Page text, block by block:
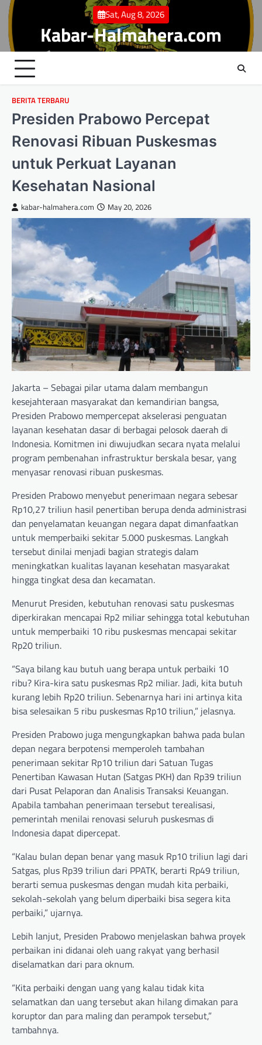
Skip
content
Sat, Aug 8, 2026
Kabar-Halmahera.com
BERITA TERBARU
Presiden Prabowo Percepat
Renovasi Ribuan Puskesmas
untuk Perkuat Layanan
Kesehatan Nasional
kabar-halmahera.com May 20, 2026
Jakarta – Sebagai pilar utama dalam membangun
kesejahteraan masyarakat dan kemandirian bangsa,
Presiden Prabowo mempercepat akselerasi penguatan
layanan kesehatan dasar di berbagai pelosok daerah di
Indonesia. Komitmen ini diwujudkan secara nyata melalui
program pembenahan infrastruktur berskala besar, yang
menyasar renovasi ribuan puskesmas.
Presiden Prabowo menyebut penerimaan negara sebesar
Rp10,27 triliun hasil penertiban berupa denda administrasi
dan penyelamatan keuangan negara dapat dimanfaatkan
untuk memperbaiki sekitar 5.000 puskesmas. Langkah
tersebut dinilai menjadi bagian strategis dalam
meningkatkan kualitas layanan kesehatan masyarakat
hingga tingkat desa dan kecamatan.
Menurut Presiden, kebutuhan renovasi satu puskesmas
diperkirakan mencapai Rp2 miliar sehingga total kebutuhan
untuk memperbaiki 10 ribu puskesmas mencapai sekitar
Rp20 triliun.
“Saya bilang kau butuh uang berapa untuk perbaiki 10
ribu? Kira-kira satu puskesmas Rp2 miliar. Jadi, kita butuh
kurang lebih Rp20 triliun. Sebenarnya hari ini artinya kita
bisa selesaikan 5 ribu puskesmas Rp10 triliun,” jelasnya.
Presiden Prabowo juga mengungkapkan bahwa pada bulan
depan negara berpotensi memperoleh tambahan
penerimaan sekitar Rp10 triliun dari Satuan Tugas
Penertiban Kawasan Hutan (Satgas PKH) dan Rp39 triliun
dari Pusat Pelaporan dan Analisis Transaksi Keuangan.
Apabila tambahan penerimaan tersebut terealisasi,
pemerintah menilai renovasi seluruh puskesmas di
Indonesia dapat dipercepat.
“Kalau bulan depan benar yang masuk Rp10 triliun lagi dari
Satgas, plus Rp39 triliun dari PPATK, berarti Rp49 triliun,
berarti semua puskesmas dengan mudah kita perbaiki,
sekolah-sekolah yang belum diperbaiki bisa segera kita
perbaiki,” ujarnya.
Lebih lanjut, Presiden Prabowo menjelaskan bahwa proyek
perbaikan ini didanai oleh uang rakyat yang berhasil
diselamatkan dari para oknum.
“Kita perbaiki dengan uang yang kalau tidak kita
selamatkan dan uang tersebut akan hilang dimakan para
koruptor dan para maling dan perampok tersebut,”
tambahnya.